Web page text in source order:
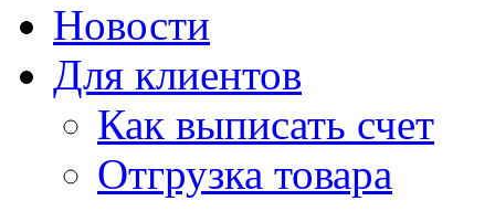
Новости
Для клиентов
Как выписать счет
Отгрузка товара